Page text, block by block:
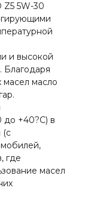
Z5 5W-30
и высокой
Благодаря
масел масло
до +40?С) в
(с
где
масел